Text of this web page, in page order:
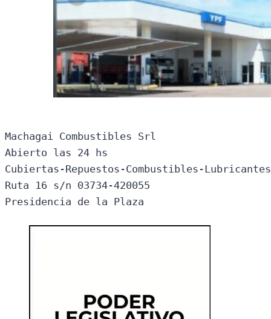
Machagai Combustibles Srl
Abierto las 24 hs
Cubiertas-Repuestos-Combustibles-
Ruta 16 s/n 03734-420055
Presidencia de la Plaza